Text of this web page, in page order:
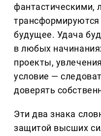
фантастическими,
будущее. Удача
в любых
проекты,
условие —
доверять
Эти два знака
защитой высших